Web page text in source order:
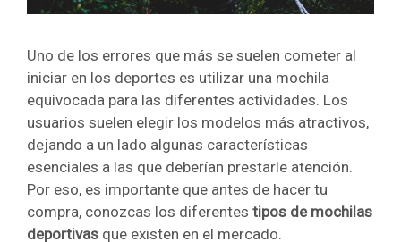
Uno de los errores que más se suelen cometer al
iniciar en los deportes es utilizar una mochila
equivocada para las diferentes actividades. Los
usuarios suelen elegir los modelos más atractivos,
dejando a un lado algunas características
esenciales a las que deberían prestarle atención.
Por eso, es importante que antes de hacer tu
compra, conozcas los diferentes tipos de mochilas
deportivas que existen en el mercado.